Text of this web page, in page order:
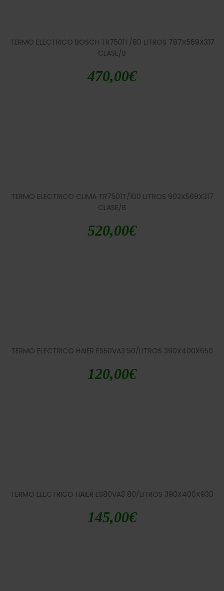
TERMO ELECTRICO BOSCH TR7501T/80 LITROS 787X569X317
CLASE/B
470,00€
TERMO ELECTRICO CLIMA TR7501T/100 LITROS 902X569X317
CLASE/B
520,00€
TERMO ELECTRICO HAIER ES50VA3 50/LITROS 390X400X650
120,00€
TERMO ELECTRICO HAIER ES80VA3 80/LITROS 390X400X930
145,00€